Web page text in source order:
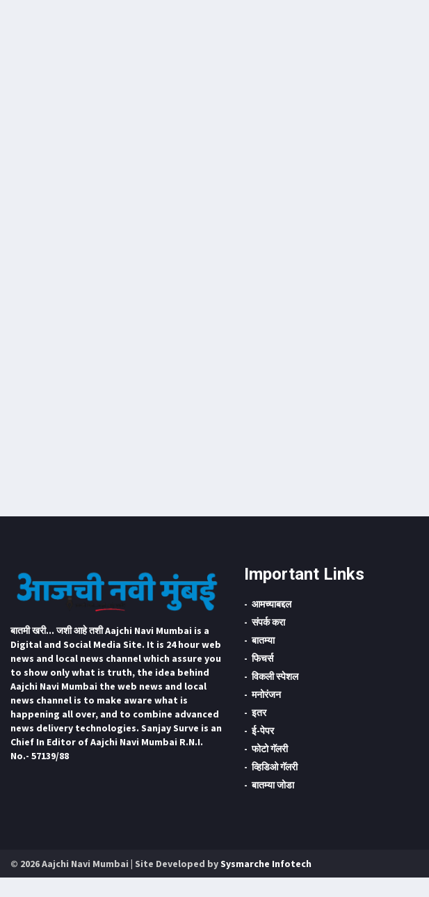
बातमी खरी... जशी आहे तशी Aajchi Navi Mumbai is a
Digital and Social Media Site. It is 24 hour web
news and local news channel which assure you
to show only what is truth, the idea behind
Aajchi Navi Mumbai the web news and local
news channel is to make aware what is
happening all over, and to combine advanced
news delivery technologies. Sanjay Surve is an
Chief In Editor of Aajchi Navi Mumbai R.N.I.
No.- 57139/88
Important Links
आमच्याबद्दल
संपर्क करा
बातम्या
फिचर्स
विकली स्पेशल
मनोरंजन
इतर
ई-पेपर
फोटो गॅलरी
व्हिडिओ गॅलरी
बातम्या जोडा
© 2026 Aajchi Navi Mumbai | Site Developed bySysmarche Infotech